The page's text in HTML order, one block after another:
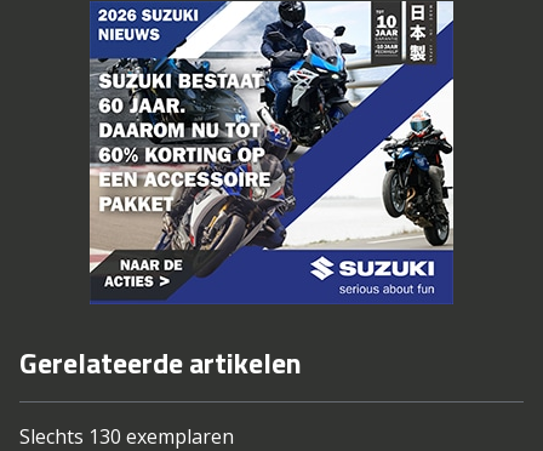
Gerelateerde artikelen
Slechts 130 exemplaren